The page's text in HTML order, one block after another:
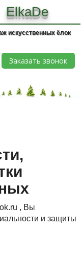
ElkaDe
искусственных ёлок
Заказать звонок
, Вы
и защиты